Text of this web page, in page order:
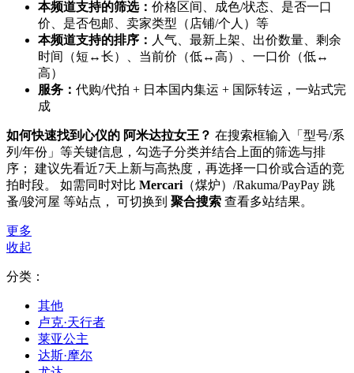
本频道支持的筛选： 价格区间、成色/状态、是否一口
价、是否包邮、卖家类型（店铺/个人）等
本频道支持的排序： 人气、最新上架、出价数量、剩余
时间（短↔长）、当前价（低↔高）、一口价（低↔
高）
服务： 代购/代拍 + 日本国内集运 + 国际转运，一站式完
成
如何快速找到心仪的 阿米达拉女王？ 在搜索框输入「型号/系
列/年份」等关键信息，勾选子分类并结合上面的筛选与排
序； 建议先看近7天上新与高热度，再选择一口价或合适的竞
拍时段。 如需同时对比 Mercari （煤炉）/Rakuma/PayPay 跳
蚤/骏河屋 等站点， 可切换到 聚合搜索 查看多站结果。
更多
收起
分类：
其他
卢克·天行者
莱亚公主
达斯·摩尔